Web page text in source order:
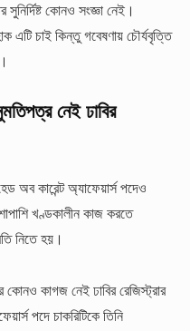
কোনও সংজ্ঞা নেই।
এটি চাই কিন্তু গবেষণায় চৌর্যবৃত্তি
নেই ঢাবির
অব কারেন্ট অ্যাফেয়ার্স পদেও
খণ্ডকালীন কাজ করতে
নিতে হয়।
কোনও কাগজ নেই ঢাবির রেজিস্ট্রার
পদে চাকরিটিকে তিনি